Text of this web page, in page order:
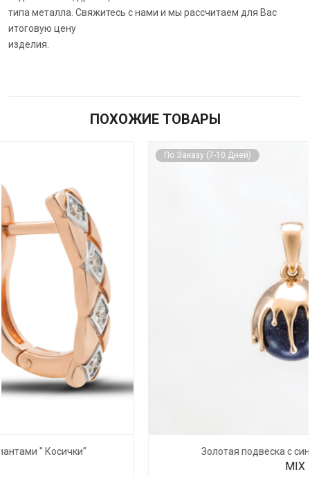
типа металла. Свяжитесь с нами и мы рассчитаем для Вас
итоговую цену
изделия.
ПОХОЖИЕ ТОВАРЫ
Золотая подвеска с синим авантюрином